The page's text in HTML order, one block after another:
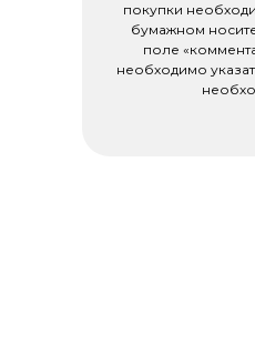
покупки
бумажном
поле
необходимо